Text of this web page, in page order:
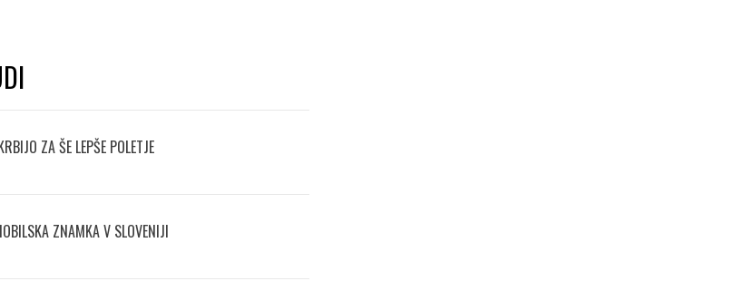
ZA ŠE LEPŠE POLETJE
ZNAMKA V SLOVENIJI